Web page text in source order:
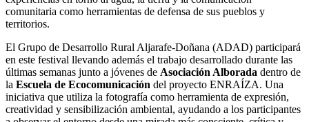
comunitaria como herramientas de defensa de sus pueblos y
territorios.
El Grupo de Desarrollo Rural Aljarafe-Doñana (ADAD) participará
en este festival llevando además el trabajo desarrollado durante las
últimas semanas junto a jóvenes de Asociación Alborada dentro de
la Escuela de Ecocomunicación del proyecto ENRAÍZA. Una
iniciativa que utiliza la fotografía como herramienta de expresión,
creatividad y sensibilización ambiental, ayudando a los participantes